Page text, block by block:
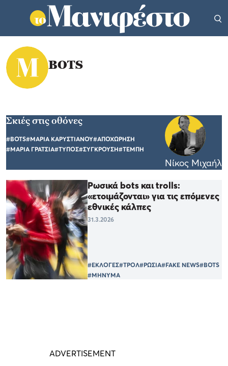
BOTS
Σκιές στις οθόνες
#BOTS#ΜΑΡΙΑ ΚΑΡΥΣΤΙΑΝΟΥ#ΑΠΟΧΩΡΗΣΗ
#ΜΑΡΙΑ ΓΡΑΤΣΙΑ#ΤΥΠΟΣ#ΣΥΓΚΡΟΥΣΗ#ΤΕΜΠΗ
Νίκος Μιχαήλ
Ρωσικά bots και trolls:
«ετοιμάζονται» για τις επόμενες
εθνικές κάλπες
31.3.2026
#ΕΚΛΟΓΕΣ#ΤΡΟΛ#ΡΩΣΙΑ#FAKE NEWS#BOTS
#ΜΗΝΥΜΑ